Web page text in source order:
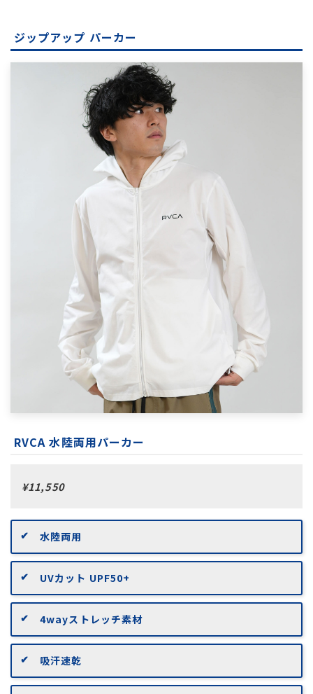
ジップアップ パーカー
RVCA 水陸両用パーカー
¥11,550
水陸両用
UVカット UPF50+
4wayストレッチ素材
吸汗速乾